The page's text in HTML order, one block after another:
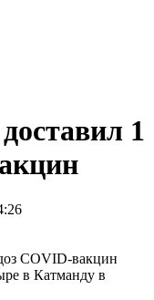
1
в Катманду в